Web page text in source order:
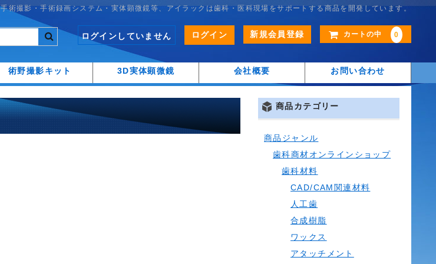
手術撮影・手術録画システム・実体顕微鏡等、アイラックは歯科・医科現場をサポートする商品を開発しています。
カートの中 0
ログインしていません ログイン 新規会員登録
術野撮影キット 3D実体顕微鏡 会社概要 お問い合わせ
商品カテゴリー
商品ジャンル
歯科商材オンラインショップ
歯科材料
CAD/CAM関連材料
人工歯
合成樹脂
ワックス
アタッチメント